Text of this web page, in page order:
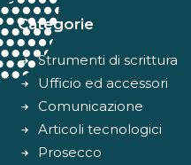
Categorie
Strumenti di scrittura
Ufficio ed accessori
Comunicazione
Articoli tecnologici
Prosecco